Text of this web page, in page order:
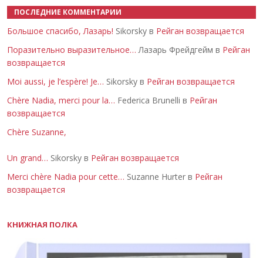
ПОСЛЕДНИЕ КОММЕНТАРИИ
Большое спасибо, Лазарь! Sikorsky в Рейган возвращается
Поразительно выразительное… Лазарь Фрейдгейм в Рейган
возвращается
Moi aussi, je l’espère! Je… Sikorsky в Рейган возвращается
Chère Nadia, merci pour la… Federica Brunelli в Рейган
возвращается
Chère Suzanne,
Un grand… Sikorsky в Рейган возвращается
Merci chère Nadia pour cette… Suzanne Hurter в Рейган
возвращается
КНИЖНАЯ ПОЛКА